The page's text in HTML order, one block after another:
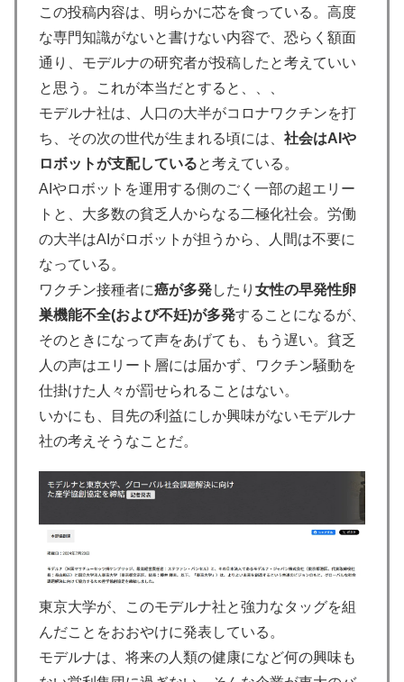
この投稿内容は、明らかに芯を食っている。高度
な専門知識がないと書けない内容で、恐らく額面
通り、モデルナの研究者が投稿したと考えていい
と思う。これが本当だとすると、、、
モデルナ社は、人口の大半がコロナワクチンを打
ち、その次の世代が生まれる頃には、 社会はAIや
ロボットが支配していると考えている。
AIやロボットを運用する側のごく一部の超エリー
トと、大多数の貧乏人からなる二極化社会。労働
の大半はAIがロボットが担うから、人間は不要に
なっている。
ワクチン接種者に癌が多発したり 女性の早発性卵
巣機能不全(および不妊)が多発することになるが、
そのときになって声をあげても、もう遅い。貧乏
人の声はエリート層には届かず、ワクチン騒動を
仕掛けた人々が罰せられることはない。
いかにも、目先の利益にしか興味がないモデルナ
社の考えそうなことだ。
東京大学が、このモデルナ社と強力なタッグを組
んだことをおおやけに発表している。
モデルナは、将来の人類の健康になど何の興味も